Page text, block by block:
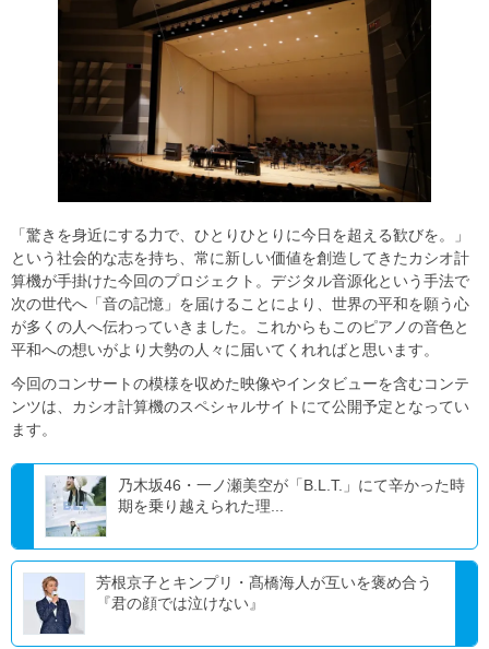
「驚きを身近にする力で、ひとりひとりに今日を超える歓びを。」
という社会的な志を持ち、常に新しい価値を創造してきたカシオ計
算機が手掛けた今回のプロジェクト。デジタル音源化という手法で
次の世代へ「音の記憶」を届けることにより、世界の平和を願う心
が多くの人へ伝わっていきました。これからもこのピアノの音色と
平和への想いがより大勢の人々に届いてくれればと思います。
今回のコンサートの模様を収めた映像やインタビューを含むコンテ
ンツは、カシオ計算機のスペシャルサイトにて公開予定となってい
ます。
乃木坂46・一ノ瀬美空が「B.L.T.」にて辛かった時
期を乗り越えられた理...
芳根京子とキンプリ・髙橋海人が互いを褒め合う
『君の顔では泣けない』